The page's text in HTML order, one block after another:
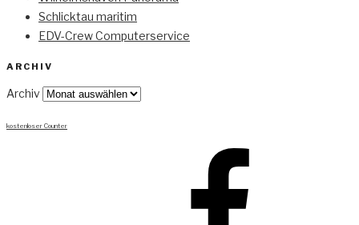
Schlicktau maritim
EDV-Crew Computerservice
ARCHIV
Archiv
kostenloser Counter